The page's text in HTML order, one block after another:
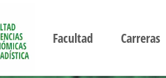
Facultad Carreras